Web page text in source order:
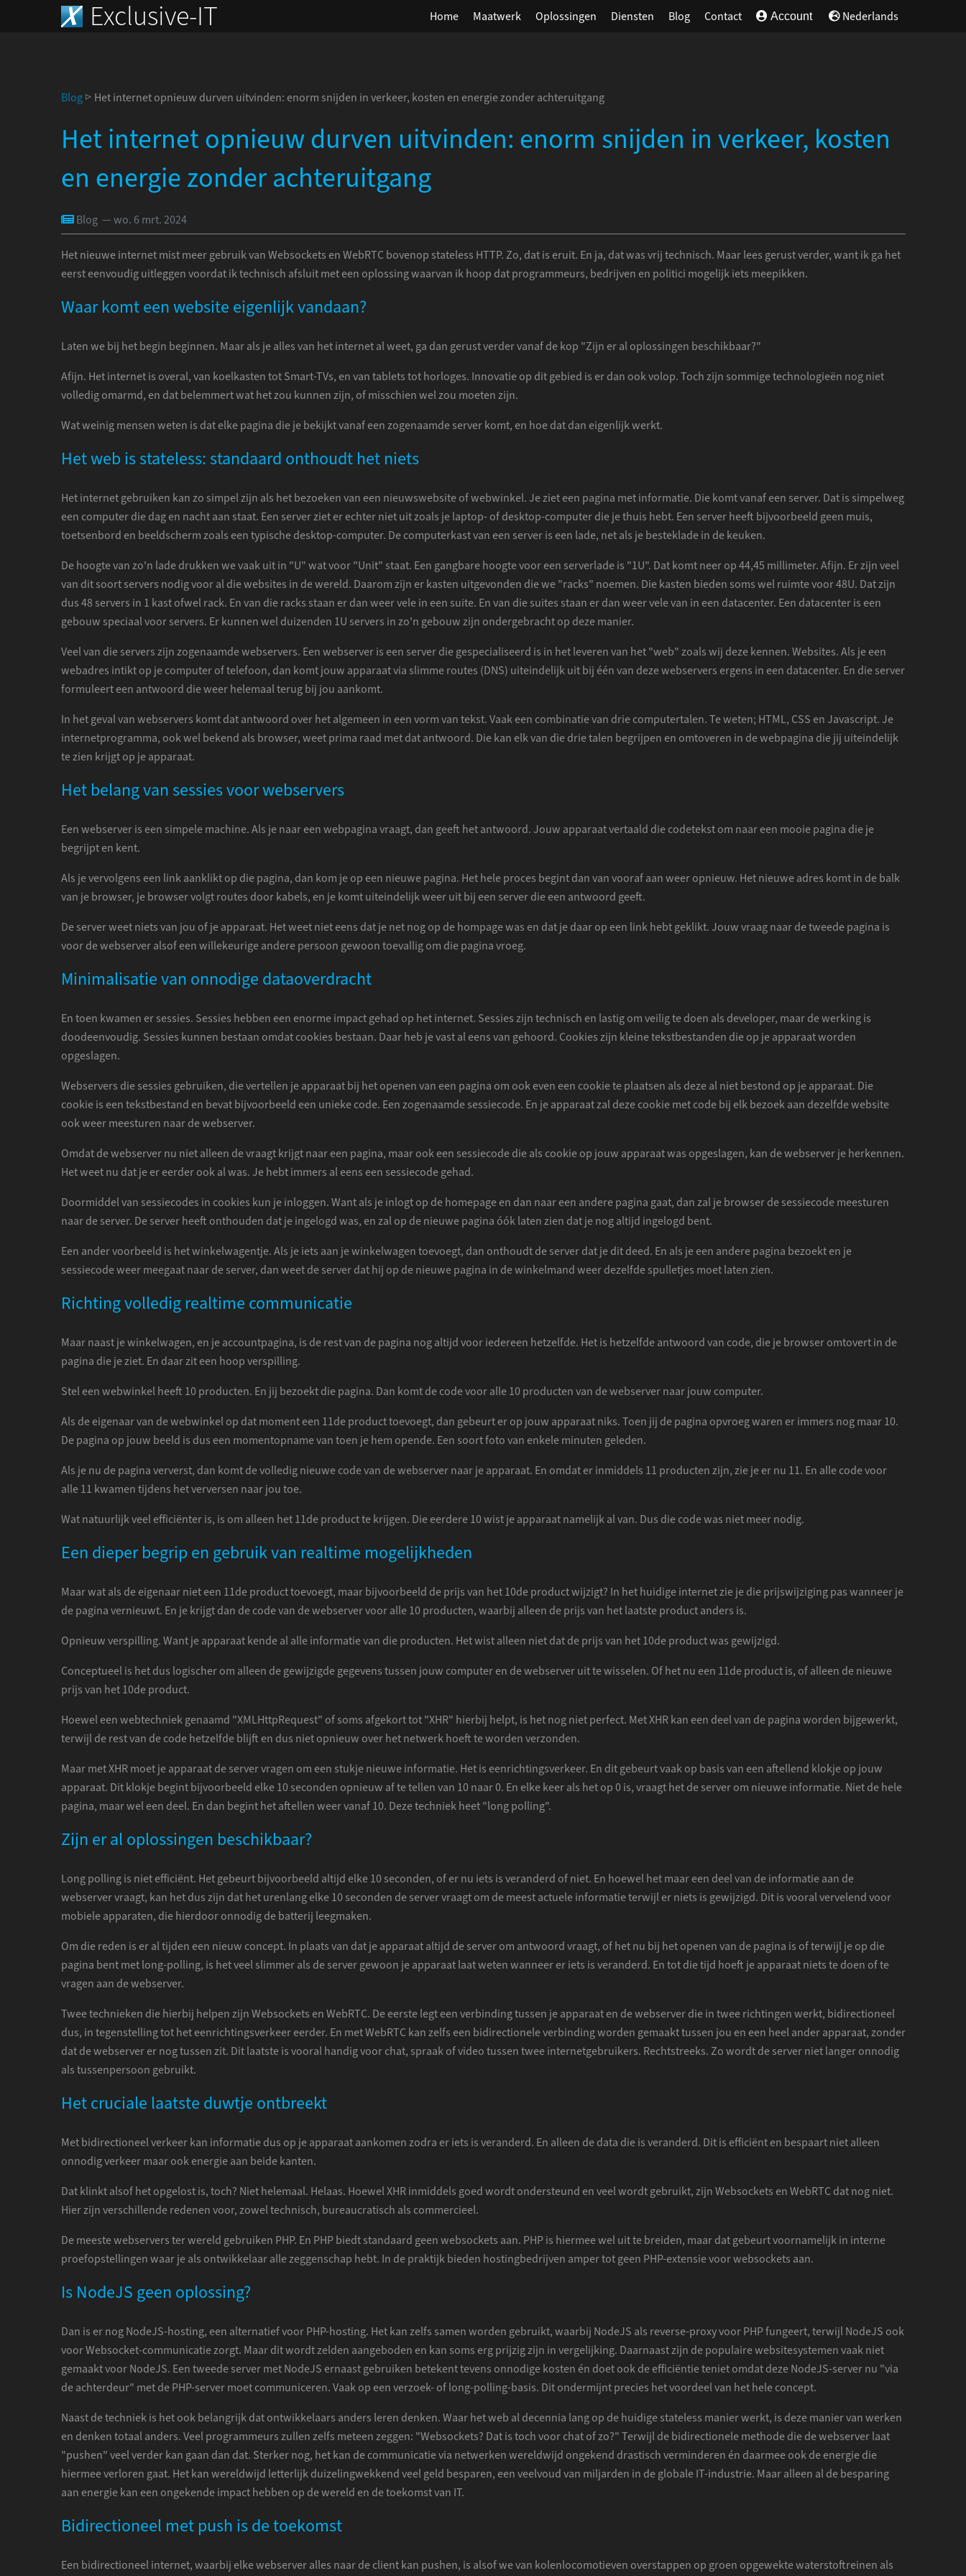
Exclusive-IT Home Maatwerk Oplossingen Diensten Blog Contact Account Nederlands
Blog▷ Het internet opnieuw durven uitvinden: enorm snijden in verkeer, kosten en energie zonder achteruitgang
Het internet opnieuw durven uitvinden: enorm snijden in verkeer, kosten
en energie zonder achteruitgang
Blog — wo. 6 mrt. 2024
Het nieuwe internet mist meer gebruik van Websockets en WebRTC bovenop stateless HTTP. Zo, dat is eruit. En ja, dat was vrij technisch. Maar lees gerust verder, want ik ga het
eerst eenvoudig uitleggen voordat ik technisch afsluit met een oplossing waarvan ik hoop dat programmeurs, bedrijven en politici mogelijk iets meepikken.
Waar komt een website eigenlijk vandaan?
Laten we bij het begin beginnen. Maar als je alles van het internet al weet, ga dan gerust verder vanaf de kop "Zijn er al oplossingen beschikbaar?"
Afijn. Het internet is overal, van koelkasten tot Smart-TVs, en van tablets tot horloges. Innovatie op dit gebied is er dan ook volop. Toch zijn sommige technologieën nog niet
volledig omarmd, en dat belemmert wat het zou kunnen zijn, of misschien wel zou moeten zijn.
Wat weinig mensen weten is dat elke pagina die je bekijkt vanaf een zogenaamde server komt, en hoe dat dan eigenlijk werkt.
Het web is stateless: standaard onthoudt het niets
Het internet gebruiken kan zo simpel zijn als het bezoeken van een nieuwswebsite of webwinkel. Je ziet een pagina met informatie. Die komt vanaf een server. Dat is simpelweg
een computer die dag en nacht aan staat. Een server ziet er echter niet uit zoals je laptop- of desktop-computer die je thuis hebt. Een server heeft bijvoorbeeld geen muis,
toetsenbord en beeldscherm zoals een typische desktop-computer. De computerkast van een server is een lade, net als je besteklade in de keuken.
De hoogte van zo'n lade drukken we vaak uit in "U" wat voor "Unit" staat. Een gangbare hoogte voor een serverlade is "1U". Dat komt neer op 44,45 millimeter. Afijn. Er zijn veel
van dit soort servers nodig voor al die websites in de wereld. Daarom zijn er kasten uitgevonden die we "racks" noemen. Die kasten bieden soms wel ruimte voor 48U. Dat zijn
dus 48 servers in 1 kast ofwel rack. En van die racks staan er dan weer vele in een suite. En van die suites staan er dan weer vele van in een datacenter. Een datacenter is een
gebouw speciaal voor servers. Er kunnen wel duizenden 1U servers in zo'n gebouw zijn ondergebracht op deze manier.
Veel van die servers zijn zogenaamde webservers. Een webserver is een server die gespecialiseerd is in het leveren van het "web" zoals wij deze kennen. Websites. Als je een
webadres intikt op je computer of telefoon, dan komt jouw apparaat via slimme routes (DNS) uiteindelijk uit bij één van deze webservers ergens in een datacenter. En die server
formuleert een antwoord die weer helemaal terug bij jou aankomt.
In het geval van webservers komt dat antwoord over het algemeen in een vorm van tekst. Vaak een combinatie van drie computertalen. Te weten; HTML, CSS en Javascript. Je
internetprogramma, ook wel bekend als browser, weet prima raad met dat antwoord. Die kan elk van die drie talen begrijpen en omtoveren in de webpagina die jij uiteindelijk
te zien krijgt op je apparaat.
Het belang van sessies voor webservers
Een webserver is een simpele machine. Als je naar een webpagina vraagt, dan geeft het antwoord. Jouw apparaat vertaald die codetekst om naar een mooie pagina die je
begrijpt en kent.
Als je vervolgens een link aanklikt op die pagina, dan kom je op een nieuwe pagina. Het hele proces begint dan van vooraf aan weer opnieuw. Het nieuwe adres komt in de balk
van je browser, je browser volgt routes door kabels, en je komt uiteindelijk weer uit bij een server die een antwoord geeft.
De server weet niets van jou of je apparaat. Het weet niet eens dat je net nog op de hompage was en dat je daar op een link hebt geklikt. Jouw vraag naar de tweede pagina is
voor de webserver alsof een willekeurige andere persoon gewoon toevallig om die pagina vroeg.
Minimalisatie van onnodige dataoverdracht
En toen kwamen er sessies. Sessies hebben een enorme impact gehad op het internet. Sessies zijn technisch en lastig om veilig te doen als developer, maar de werking is
doodeenvoudig. Sessies kunnen bestaan omdat cookies bestaan. Daar heb je vast al eens van gehoord. Cookies zijn kleine tekstbestanden die op je apparaat worden
opgeslagen.
Webservers die sessies gebruiken, die vertellen je apparaat bij het openen van een pagina om ook even een cookie te plaatsen als deze al niet bestond op je apparaat. Die
cookie is een tekstbestand en bevat bijvoorbeeld een unieke code. Een zogenaamde sessiecode. En je apparaat zal deze cookie met code bij elk bezoek aan dezelfde website
ook weer meesturen naar de webserver.
Omdat de webserver nu niet alleen de vraagt krijgt naar een pagina, maar ook een sessiecode die als cookie op jouw apparaat was opgeslagen, kan de webserver je herkennen.
Het weet nu dat je er eerder ook al was. Je hebt immers al eens een sessiecode gehad.
Doormiddel van sessiecodes in cookies kun je inloggen. Want als je inlogt op de homepage en dan naar een andere pagina gaat, dan zal je browser de sessiecode meesturen
naar de server. De server heeft onthouden dat je ingelogd was, en zal op de nieuwe pagina óók laten zien dat je nog altijd ingelogd bent.
Een ander voorbeeld is het winkelwagentje. Als je iets aan je winkelwagen toevoegt, dan onthoudt de server dat je dit deed. En als je een andere pagina bezoekt en je
sessiecode weer meegaat naar de server, dan weet de server dat hij op de nieuwe pagina in de winkelmand weer dezelfde spulletjes moet laten zien.
Richting volledig realtime communicatie
Maar naast je winkelwagen, en je accountpagina, is de rest van de pagina nog altijd voor iedereen hetzelfde. Het is hetzelfde antwoord van code, die je browser omtovert in de
pagina die je ziet. En daar zit een hoop verspilling.
Stel een webwinkel heeft 10 producten. En jij bezoekt die pagina. Dan komt de code voor alle 10 producten van de webserver naar jouw computer.
Als de eigenaar van de webwinkel op dat moment een 11de product toevoegt, dan gebeurt er op jouw apparaat niks. Toen jij de pagina opvroeg waren er immers nog maar 10.
De pagina op jouw beeld is dus een momentopname van toen je hem opende. Een soort foto van enkele minuten geleden.
Als je nu de pagina ververst, dan komt de volledig nieuwe code van de webserver naar je apparaat. En omdat er inmiddels 11 producten zijn, zie je er nu 11. En alle code voor
alle 11 kwamen tijdens het verversen naar jou toe.
Wat natuurlijk veel efficiënter is, is om alleen het 11de product te krijgen. Die eerdere 10 wist je apparaat namelijk al van. Dus die code was niet meer nodig.
Een dieper begrip en gebruik van realtime mogelijkheden
Maar wat als de eigenaar niet een 11de product toevoegt, maar bijvoorbeeld de prijs van het 10de product wijzigt? In het huidige internet zie je die prijswijziging pas wanneer je
de pagina vernieuwt. En je krijgt dan de code van de webserver voor alle 10 producten, waarbij alleen de prijs van het laatste product anders is.
Opnieuw verspilling. Want je apparaat kende al alle informatie van die producten. Het wist alleen niet dat de prijs van het 10de product was gewijzigd.
Conceptueel is het dus logischer om alleen de gewijzigde gegevens tussen jouw computer en de webserver uit te wisselen. Of het nu een 11de product is, of alleen de nieuwe
prijs van het 10de product.
Hoewel een webtechniek genaamd "XMLHttpRequest" of soms afgekort tot "XHR" hierbij helpt, is het nog niet perfect. Met XHR kan een deel van de pagina worden bijgewerkt,
terwijl de rest van de code hetzelfde blijft en dus niet opnieuw over het netwerk hoeft te worden verzonden.
Maar met XHR moet je apparaat de server vragen om een stukje nieuwe informatie. Het is eenrichtingsverkeer. En dit gebeurt vaak op basis van een aftellend klokje op jouw
apparaat. Dit klokje begint bijvoorbeeld elke 10 seconden opnieuw af te tellen van 10 naar 0. En elke keer als het op 0 is, vraagt het de server om nieuwe informatie. Niet de hele
pagina, maar wel een deel. En dan begint het aftellen weer vanaf 10. Deze techniek heet "long polling".
Zijn er al oplossingen beschikbaar?
Long polling is niet efficiënt. Het gebeurt bijvoorbeeld altijd elke 10 seconden, of er nu iets is veranderd of niet. En hoewel het maar een deel van de informatie aan de
webserver vraagt, kan het dus zijn dat het urenlang elke 10 seconden de server vraagt om de meest actuele informatie terwijl er niets is gewijzigd. Dit is vooral vervelend voor
mobiele apparaten, die hierdoor onnodig de batterij leegmaken.
Om die reden is er al tijden een nieuw concept. In plaats van dat je apparaat altijd de server om antwoord vraagt, of het nu bij het openen van de pagina is of terwijl je op die
pagina bent met long-polling, is het veel slimmer als de server gewoon je apparaat laat weten wanneer er iets is veranderd. En tot die tijd hoeft je apparaat niets te doen of te
vragen aan de webserver.
Twee technieken die hierbij helpen zijn Websockets en WebRTC. De eerste legt een verbinding tussen je apparaat en de webserver die in twee richtingen werkt, bidirectioneel
dus, in tegenstelling tot het eenrichtingsverkeer eerder. En met WebRTC kan zelfs een bidirectionele verbinding worden gemaakt tussen jou en een heel ander apparaat, zonder
dat de webserver er nog tussen zit. Dit laatste is vooral handig voor chat, spraak of video tussen twee internetgebruikers. Rechtstreeks. Zo wordt de server niet langer onnodig
als tussenpersoon gebruikt.
Het cruciale laatste duwtje ontbreekt
Met bidirectioneel verkeer kan informatie dus op je apparaat aankomen zodra er iets is veranderd. En alleen de data die is veranderd. Dit is efficiënt en bespaart niet alleen
onnodig verkeer maar ook energie aan beide kanten.
Dat klinkt alsof het opgelost is, toch? Niet helemaal. Helaas. Hoewel XHR inmiddels goed wordt ondersteund en veel wordt gebruikt, zijn Websockets en WebRTC dat nog niet.
Hier zijn verschillende redenen voor, zowel technisch, bureaucratisch als commercieel.
De meeste webservers ter wereld gebruiken PHP. En PHP biedt standaard geen websockets aan. PHP is hiermee wel uit te breiden, maar dat gebeurt voornamelijk in interne
proefopstellingen waar je als ontwikkelaar alle zeggenschap hebt. In de praktijk bieden hostingbedrijven amper tot geen PHP-extensie voor websockets aan.
Is NodeJS geen oplossing?
Dan is er nog NodeJS-hosting, een alternatief voor PHP-hosting. Het kan zelfs samen worden gebruikt, waarbij NodeJS als reverse-proxy voor PHP fungeert, terwijl NodeJS ook
voor Websocket-communicatie zorgt. Maar dit wordt zelden aangeboden en kan soms erg prijzig zijn in vergelijking. Daarnaast zijn de populaire websitesystemen vaak niet
gemaakt voor NodeJS. Een tweede server met NodeJS ernaast gebruiken betekent tevens onnodige kosten én doet ook de efficiëntie teniet omdat deze NodeJS-server nu "via
de achterdeur" met de PHP-server moet communiceren. Vaak op een verzoek- of long-polling-basis. Dit ondermijnt precies het voordeel van het hele concept.
Naast de techniek is het ook belangrijk dat ontwikkelaars anders leren denken. Waar het web al decennia lang op de huidige stateless manier werkt, is deze manier van werken
en denken totaal anders. Veel programmeurs zullen zelfs meteen zeggen: "Websockets? Dat is toch voor chat of zo?" Terwijl de bidirectionele methode die de webserver laat
"pushen" veel verder kan gaan dan dat. Sterker nog, het kan de communicatie via netwerken wereldwijd ongekend drastisch verminderen én daarmee ook de energie die
hiermee verloren gaat. Het kan wereldwijd letterlijk duizelingwekkend veel geld besparen, een veelvoud van miljarden in de globale IT-industrie. Maar alleen al de besparing
aan energie kan een ongekende impact hebben op de wereld en de toekomst van IT.
Bidirectioneel met push is de toekomst
Een bidirectioneel internet, waarbij elke webserver alles naar de client kan pushen, is alsof we van kolenlocomotieven overstappen op groen opgewekte waterstoftreinen als